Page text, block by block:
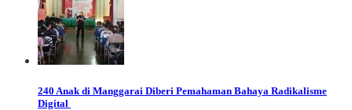
240 Anak di Manggarai Diberi Pemahaman Bahaya Radikalisme
Digital